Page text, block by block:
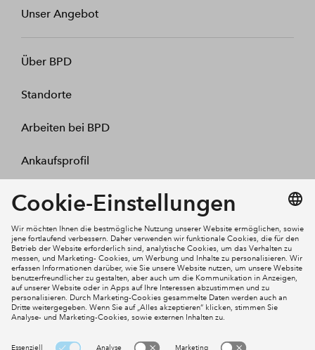
Unser Angebot
Über BPD
Standorte
Arbeiten bei BPD
Ankaufsprofil
Kontakt
Mein Konto
Social Media